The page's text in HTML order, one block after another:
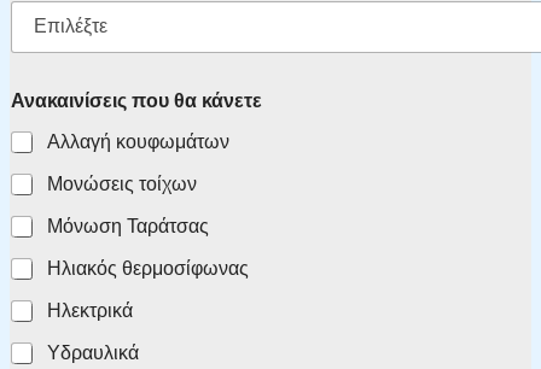
Ανακαινίσεις που θα κάνετε
Αλλαγή κουφωμάτων
Μονώσεις τοίχων
Μόνωση Ταράτσας
Ηλιακός θερμοσίφωνας
Ηλεκτρικά
Υδραυλικά